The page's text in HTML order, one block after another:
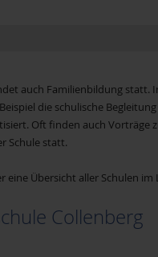
Familienangelegenheiten
der Katholiken (FDK)
auch Familienbildung statt.
die schulische
Oft finden auch Vorträge
Schule statt.
eine Übersicht aller Schulen
Collenberg